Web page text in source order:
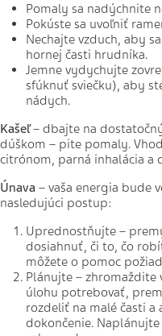
Pomaly sa nadýchnite
Pokúste sa uvoľniť
Nechajte vzduch, aby
hornej časti hrudníka.
Jemne vydychujte
sfúknuť sviečku), aby
nádych.
Kašeľ– dbajte na
dúškom – pite pomaly.
citrónom, parná inhalácia a
Únava – vaša energia bude
nasledujúci postup:
Uprednostňujte –
dosiahnuť, či to, čo
môžete o pomoc
Plánujte –
úlohu potrebovať,
rozdeliť na malé časti a
dokončenie.